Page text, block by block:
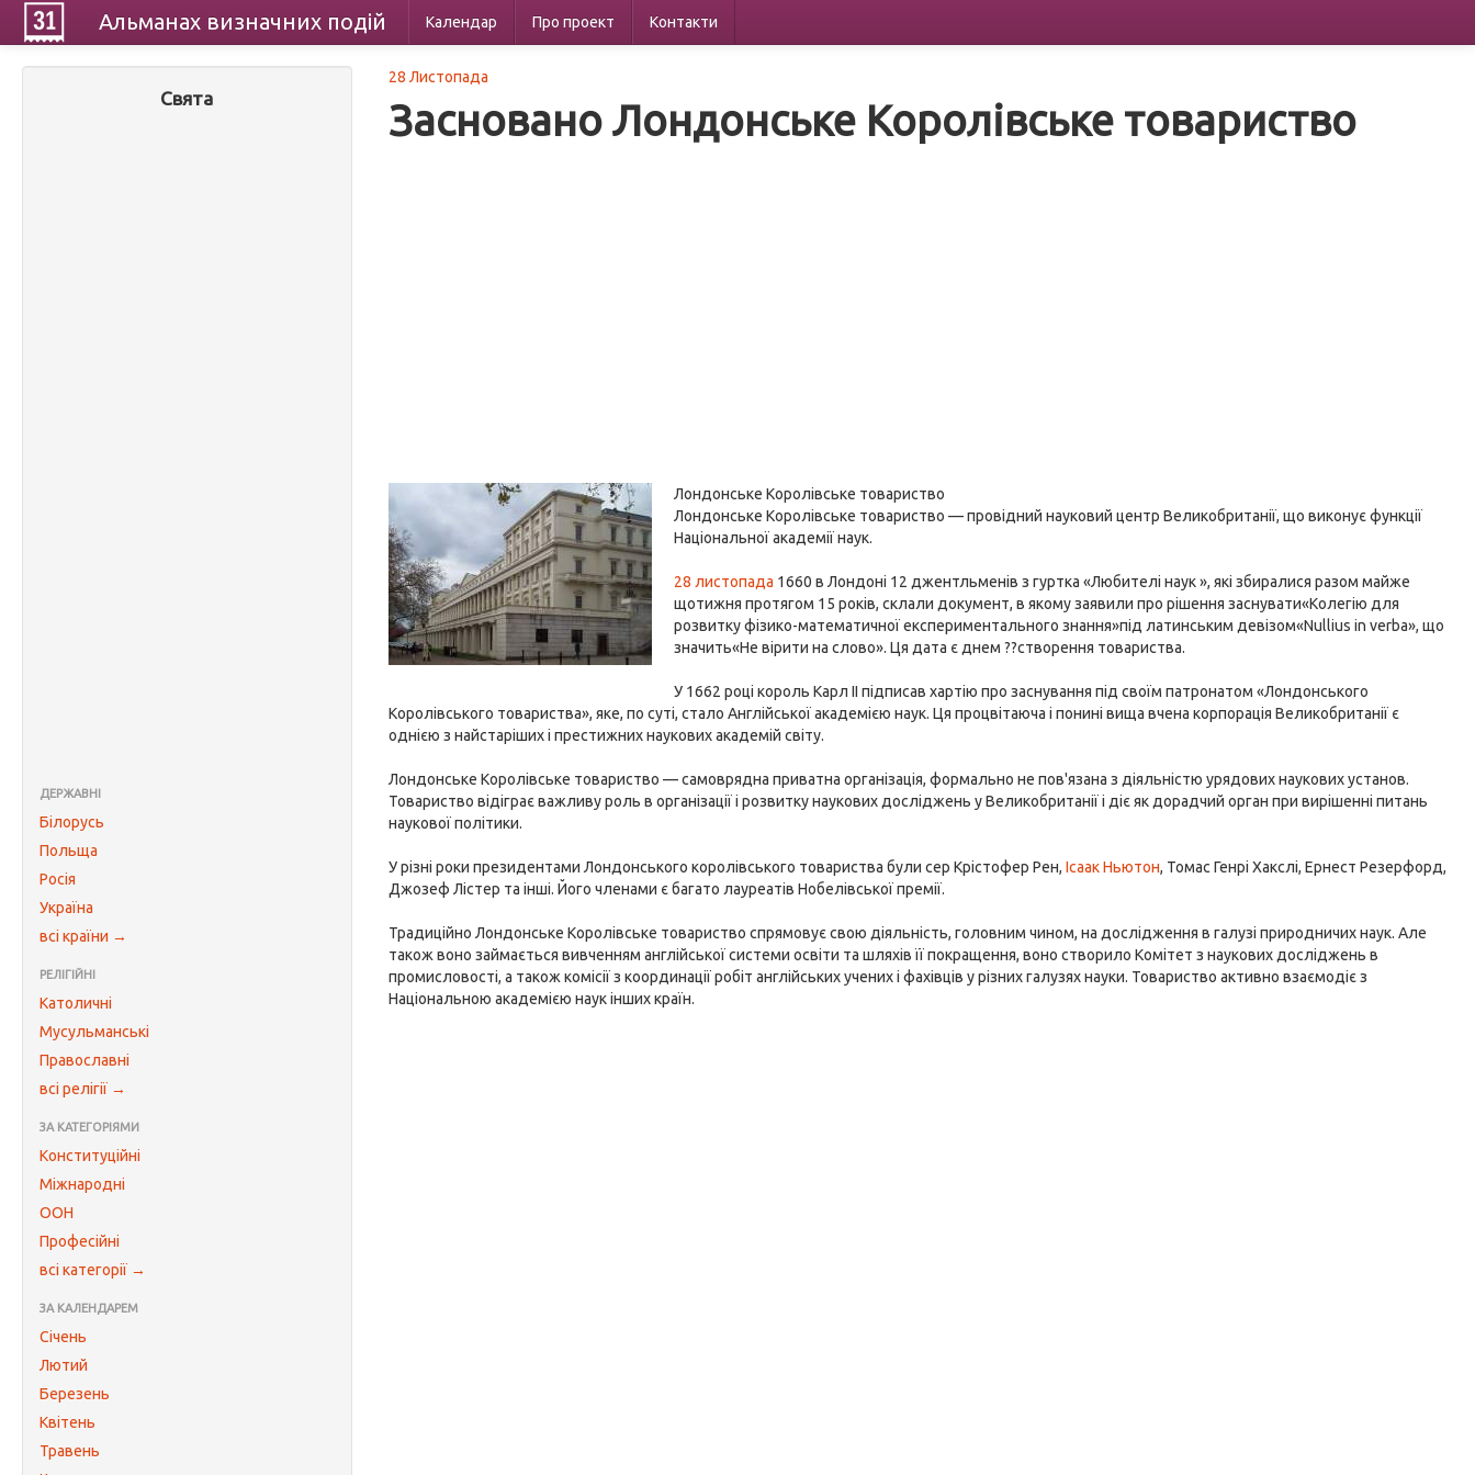
Альманах визначних подій Календар Про проект Контакти
Свята
ДЕРЖАВНІ
Білорусь
Польща
Росія
Україна
всі країни →
РЕЛІГІЙНІ
Католичні
Мусульманські
Православні
всі релігії →
ЗА КАТЕГОРІЯМИ
Конституційні
Міжнародні
ООН
Професійні
всі категорії →
ЗА КАЛЕНДАРЕМ
Січень
Лютий
Березень
Квітень
Травень
28 Листопада
Засновано Лондонське Королівське товариство
Лондонське Королівське товариство
Лондонське Королівське товариство — провідний науковий центр Великобританії, що виконує функції
Національної академії наук.
28 листопада 1660 в Лондоні 12 джентльменів з гуртка «Любителі наук », які збиралися разом майже
щотижня протягом 15 років, склали документ, в якому заявили про рішення заснувати«Колегію для
розвитку фізико-математичної експериментального знання»під латинським девізом«Nullius in vеrba», що
значить«Не вірити на слово». Ця дата є днем ??створення товариства.
У 1662 році король Карл II підписав хартію про заснування під своїм патронатом «Лондонського
Королівського товариства», яке, по суті, стало Англійської академією наук. Ця процвітаюча і понині вища вчена корпорація Великобританії є
однією з найстаріших і престижних наукових академій світу.
Лондонське Королівське товариство — самоврядна приватна організація, формально не пов'язана з діяльністю урядових наукових установ.
Товариство відіграє важливу роль в організації і розвитку наукових досліджень у Великобританії і діє як дорадчий орган при вирішенні питань
наукової політики.
У різні роки президентами Лондонського королівського товариства були сер Крістофер Рен,Ісаак Ньютон, Томас Генрі Хакслі, Ернест Резерфорд,
Джозеф Лістер та інші. Його членами є багато лауреатів Нобелівської премії.
Традиційно Лондонське Королівське товариство спрямовує свою діяльність, головним чином, на дослідження в галузі природничих наук. Але
також воно займається вивченням англійської системи освіти та шляхів її покращення, воно створило Комітет з наукових досліджень в
промисловості, а також комісії з координації робіт англійських учених і фахівців у різних галузях науки. Товариство активно взаємодіє з
Національною академією наук інших країн.